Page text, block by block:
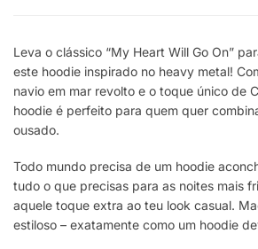
Leva o clássico “My Heart Will Go On”
este hoodie inspirado no heavy metal!
navio em mar revolto e o toque único de
hoodie é perfeito para quem quer
ousado.
Todo mundo precisa de um hoodie
tudo o que precisas para as noites mais
aquele toque extra ao teu look casual.
estiloso – exatamente como um hoodie